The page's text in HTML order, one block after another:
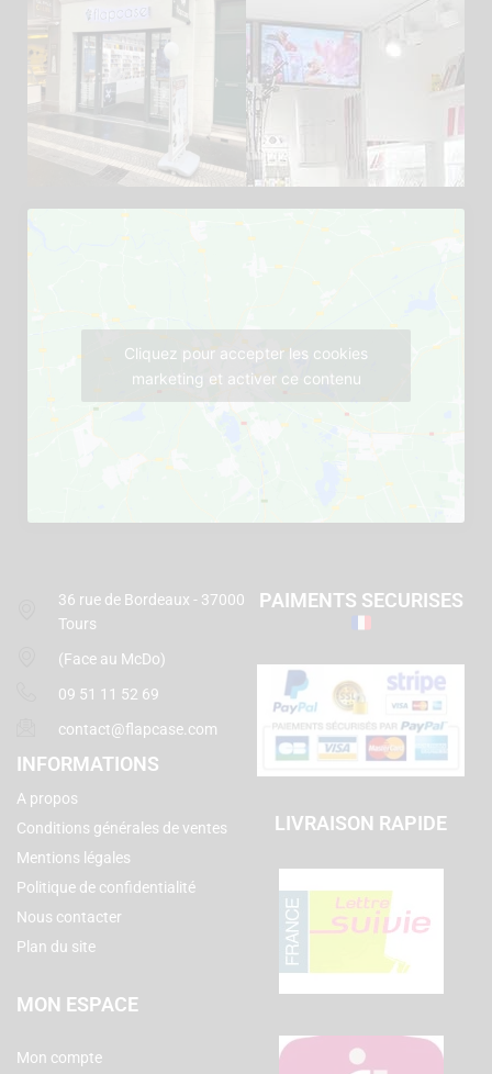
Cliquez pour accepter les cookies
marketing et activer ce contenu
36 rue de Bordeaux - 37000
Tours
(Face au McDo)
09 51 11 52 69
contact@flapcase.com
INFORMATIONS
A propos
Conditions générales de ventes
Mentions légales
Politique de confidentialité
Nous contacter
Plan du site
MON ESPACE
Mon compte
PAIMENTS SECURISES
LIVRAISON RAPIDE